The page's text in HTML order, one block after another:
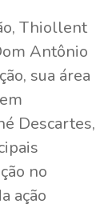
Thiollent
Antônio
sua área
Descartes,
no
ação